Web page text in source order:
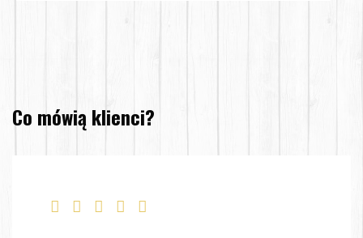
Co mówią klienci?